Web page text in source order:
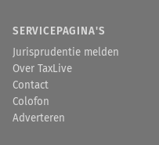
SERVICEPAGINA'S
Jurisprudentie melden
Over TaxLive
Contact
Colofon
Adverteren